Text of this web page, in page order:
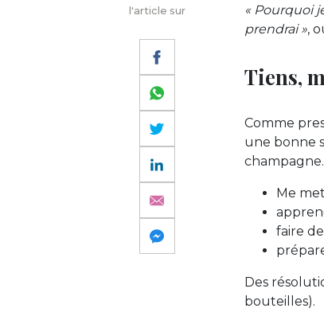
l'article sur
« Pourquoi
prendrai »,
Tiens,
Comme
une bonne
champagne.
Me
faire
Des
bouteilles).